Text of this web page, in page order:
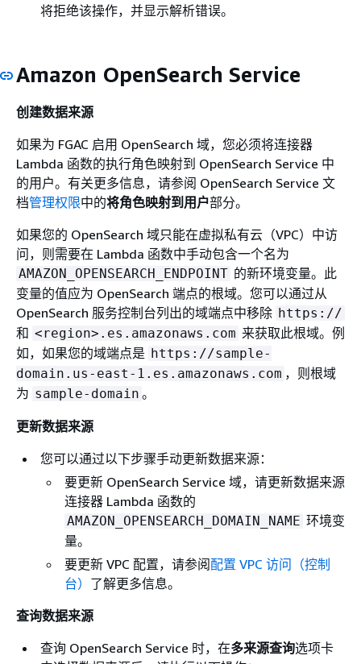
将拒绝该操作，并显示解析错误。
Amazon OpenSearch Service
创建数据来源
如果为 FGAC 启用 OpenSearch 域，您必须将连接器
Lambda 函数的执行角色映射到 OpenSearch Service 中
的用户。有关更多信息，请参阅 OpenSearch Service 文
档管理权限中的将角色映射到用户部分。
如果您的 OpenSearch 域只能在虚拟私有云（VPC）中访
问，则需要在 Lambda 函数中手动包含一个名为
AMAZON_OPENSEARCH_ENDPOINT 的新环境变量。此
变量的值应为 OpenSearch 端点的根域。您可以通过从
OpenSearch 服务控制台列出的域端点中移除 https://
和 <region>.es.amazonaws.com 来获取此根域。例
如，如果您的域端点是 https://sample-
domain.us-east-1.es.amazonaws.com ，则根域
为 sample-domain 。
更新数据来源
您可以通过以下步骤手动更新数据来源：
要更新 OpenSearch Service 域，请更新数据来源
连接器 Lambda 函数的
AMAZON_OPENSEARCH_DOMAIN_NAME 环境变
量。
要更新 VPC 配置，请参阅配置 VPC 访问（控制
台） 了解更多信息。
查询数据来源
查询 OpenSearch Service 时，在多来源查询选项卡